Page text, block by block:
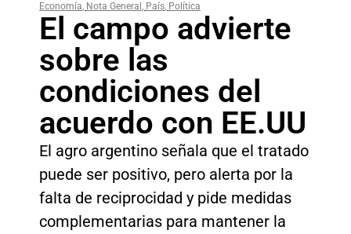
Economía, Nota General , País, Política
El campo advierte
sobre las
condiciones del
acuerdo con EE.UU
El agro argentino señala que el tratado
puede ser positivo, pero alerta por la
falta de reciprocidad y pide medidas
complementarias para mantener la